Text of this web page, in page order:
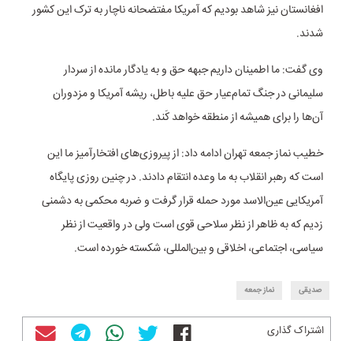
افغانستان نیز شاهد بودیم که آمریکا مفتضحانه ناچار به ترک این کشور
شدند.
وی گفت: ما اطمینان داریم جبهه حق و به یادگار مانده از سردار
سلیمانی در جنگ تمام‌عیار حق علیه باطل، ریشه آمریکا و مزدوران
آن‌ها را برای همیشه از منطقه خواهد کَند.
خطیب نماز جمعه تهران ادامه داد: از پیروزی‌های افتخارآمیز ما این
است که رهبر انقلاب به ما وعده انتقام دادند. در چنین روزی پایگاه
آمریکایی عین‌الاسد مورد حمله قرار گرفت و ضربه محکمی به دشمنی
زدیم که به ظاهر از نظر سلاحی قوی است ولی در واقعیت از نظر
سیاسی، اجتماعی، اخلاقی و بین‌المللی، شکسته خورده است.
صدیقی نماز جمعه
اشتراک گذاری